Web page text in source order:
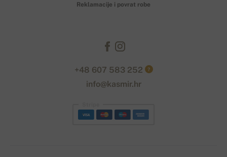
Reklamacije i povrat robe
+48 607 583 252 ?
info@kasmir.hr